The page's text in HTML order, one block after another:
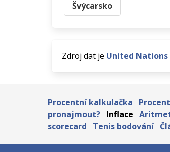
Švýcarsko
Zdroj dat je United Nations
Procentní kalkulačka
pronajmout? Inflace
scorecard
Tenis bodování